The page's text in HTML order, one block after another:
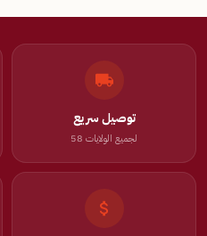
توصيل سريع
لجميع الولايات 58